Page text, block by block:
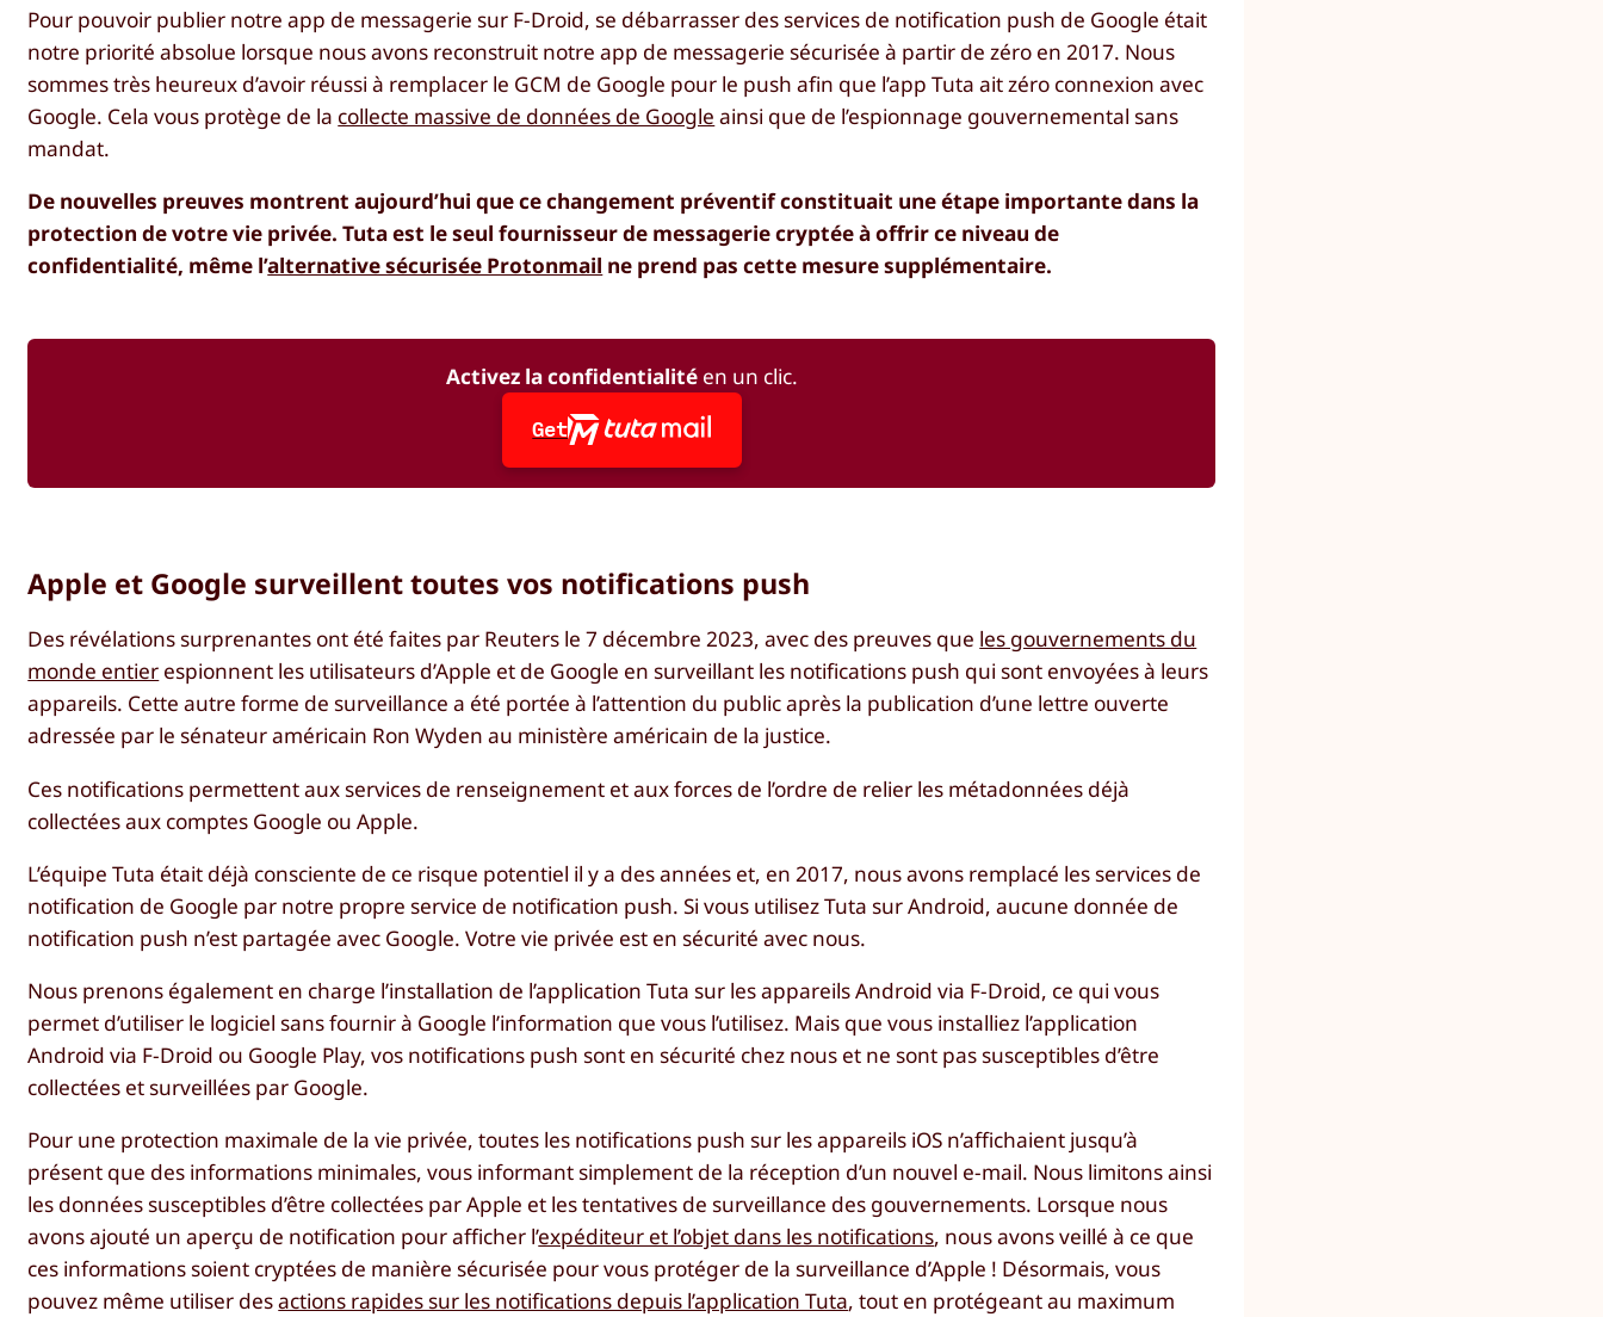
Pour pouvoir publier notre app de messagerie sur F-Droid, se débarrasser des services de notification push de Google était
notre priorité absolue lorsque nous avons reconstruit notre app de messagerie sécurisée à partir de zéro en 2017. Nous
sommes très heureux d’avoir réussi à remplacer le GCM de Google pour le push afin que l’app Tuta ait zéro connexion avec
Google. Cela vous protège de la collecte massive de données de Google ainsi que de l’espionnage gouvernemental sans
mandat.
De nouvelles preuves montrent aujourd’hui que ce changement préventif constituait une étape importante dans la
protection de votre vie privée. Tuta est le seul fournisseur de messagerie cryptée à offrir ce niveau de
confidentialité, même l’alternative sécurisée Protonmail ne prend pas cette mesure supplémentaire.
Activez la confidentialitéen un clic.
Get
Apple et Google surveillent toutes vos notifications push
Des révélations surprenantes ont été faites par Reuters le 7 décembre 2023, avec des preuves que les gouvernements du
monde entier espionnent les utilisateurs d’Apple et de Google en surveillant les notifications push qui sont envoyées à leurs
appareils. Cette autre forme de surveillance a été portée à l’attention du public après la publication d’une lettre ouverte
adressée par le sénateur américain Ron Wyden au ministère américain de la justice.
Ces notifications permettent aux services de renseignement et aux forces de l’ordre de relier les métadonnées déjà
collectées aux comptes Google ou Apple.
L’équipe Tuta était déjà consciente de ce risque potentiel il y a des années et, en 2017, nous avons remplacé les services de
notification de Google par notre propre service de notification push. Si vous utilisez Tuta sur Android, aucune donnée de
notification push n’est partagée avec Google. Votre vie privée est en sécurité avec nous.
Nous prenons également en charge l’installation de l’application Tuta sur les appareils Android via F-Droid, ce qui vous
permet d’utiliser le logiciel sans fournir à Google l’information que vous l’utilisez. Mais que vous installiez l’application
Android via F-Droid ou Google Play, vos notifications push sont en sécurité chez nous et ne sont pas susceptibles d’être
collectées et surveillées par Google.
Pour une protection maximale de la vie privée, toutes les notifications push sur les appareils iOS n’affichaient jusqu’à
présent que des informations minimales, vous informant simplement de la réception d’un nouvel e-mail. Nous limitons ainsi
les données susceptibles d’être collectées par Apple et les tentatives de surveillance des gouvernements. Lorsque nous
avons ajouté un aperçu de notification pour afficher l’expéditeur et l’objet dans les notifications, nous avons veillé à ce que
ces informations soient cryptées de manière sécurisée pour vous protéger de la surveillance d’Apple ! Désormais, vous
pouvez même utiliser desactions rapides sur les notifications depuis l’application Tuta, tout en protégeant au maximum